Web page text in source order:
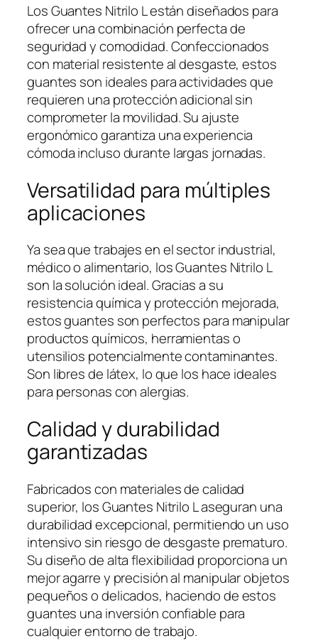
Los Guantes Nitrilo L están diseñados para
ofrecer una combinación perfecta de
seguridad y comodidad. Confeccionados
con material resistente al desgaste, estos
guantes son ideales para actividades que
requieren una protección adicional sin
comprometer la movilidad. Su ajuste
ergonómico garantiza una experiencia
cómoda incluso durante largas jornadas.
Versatilidad para múltiples
aplicaciones
Ya sea que trabajes en el sector industrial,
médico o alimentario, los Guantes Nitrilo L
son la solución ideal. Gracias a su
resistencia química y protección mejorada,
estos guantes son perfectos para manipular
productos químicos, herramientas o
utensilios potencialmente contaminantes.
Son libres de látex, lo que los hace ideales
para personas con alergias.
Calidad y durabilidad
garantizadas
Fabricados con materiales de calidad
superior, los Guantes Nitrilo L aseguran una
durabilidad excepcional, permitiendo un uso
intensivo sin riesgo de desgaste prematuro.
Su diseño de alta flexibilidad proporciona un
mejor agarre y precisión al manipular objetos
pequeños o delicados, haciendo de estos
guantes una inversión confiable para
cualquier entorno de trabajo.